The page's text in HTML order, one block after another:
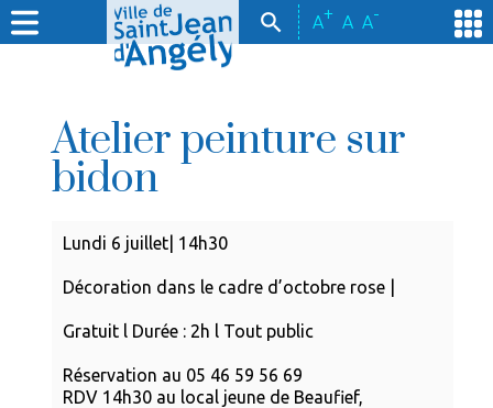
A+ A A-
Atelier peinture sur
bidon
Lundi 6 juillet| 14h30
Décoration dans le cadre d’octobre rose |
Gratuit l Durée : 2h l Tout public
Réservation au 05 46 59 56 69
RDV 14h30 au local jeune de Beaufief,